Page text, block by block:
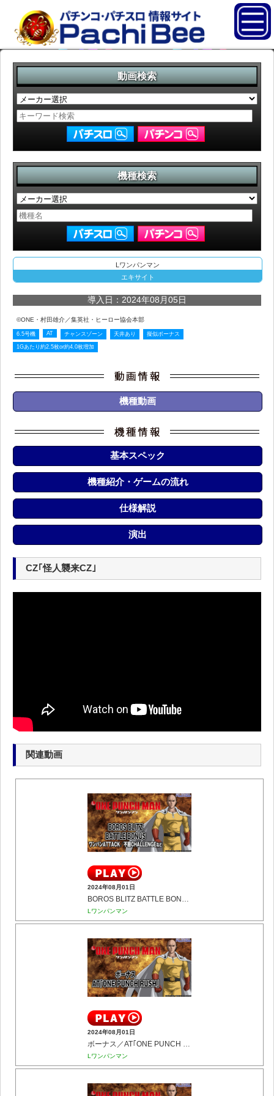
動画検索
機種検索
Lワンパンマン
エキサイト
導入日：2024年08月05日
©ONE・村田雄介／集英社・ヒーロー協会本部
6.5号機 AT チャンスゾーン 天井あり 擬似ボーナス
1Gあたり約2.5枚or約4.0枚増加
機種動画
基本スペック
機種紹介・ゲームの流れ
仕様解説
演出
CZ｢怪人襲来CZ｣
関連動画
2024年08月01日
BOROS BLITZ BATTLE BONUS(ワンパンATTACK／不屈CHALLENGEなど)
Lワンパンマン
2024年08月01日
ボーナス／AT｢ONE PUNCH RUSH｣
Lワンパンマン